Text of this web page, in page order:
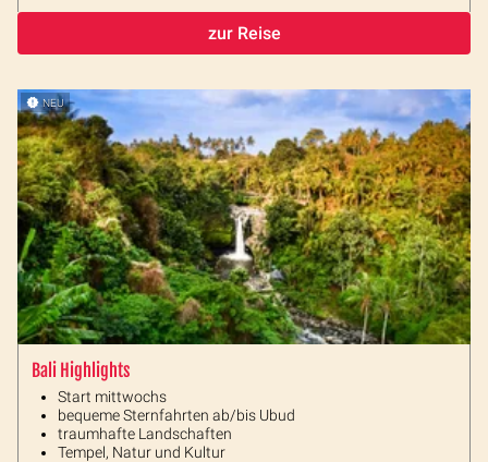
zur Reise
NEU
Bali Highlights
Start mittwochs
bequeme Sternfahrten ab/bis Ubud
traumhafte Landschaften
Tempel, Natur und Kultur